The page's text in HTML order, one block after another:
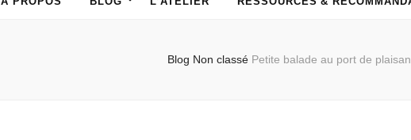
Blog Non classé Petite balade au port de